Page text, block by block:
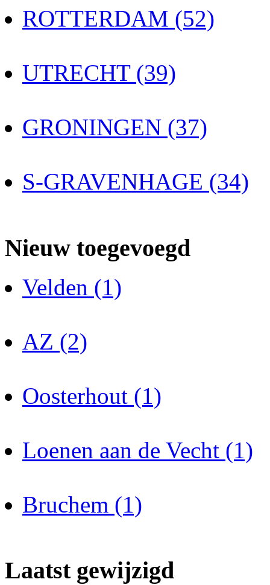
ROTTERDAM (52)
UTRECHT (39)
GRONINGEN (37)
S-GRAVENHAGE (34)
Nieuw toegevoegd
Velden (1)
AZ (2)
Oosterhout (1)
Loenen aan de Vecht (1)
Bruchem (1)
Laatst gewijzigd